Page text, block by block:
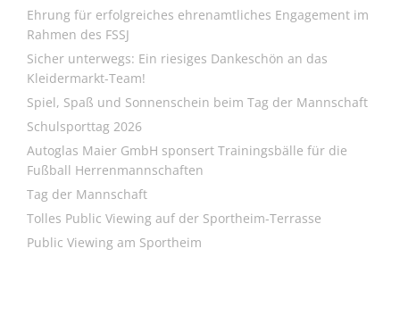
Ehrung für erfolgreiches ehrenamtliches Engagement im
Rahmen des FSSJ
Sicher unterwegs: Ein riesiges Dankeschön an das
Kleidermarkt-Team!
Spiel, Spaß und Sonnenschein beim Tag der Mannschaft
Schulsporttag 2026
Autoglas Maier GmbH sponsert Trainingsbälle für die
Fußball Herrenmannschaften
Tag der Mannschaft
Tolles Public Viewing auf der Sportheim-Terrasse
Public Viewing am Sportheim